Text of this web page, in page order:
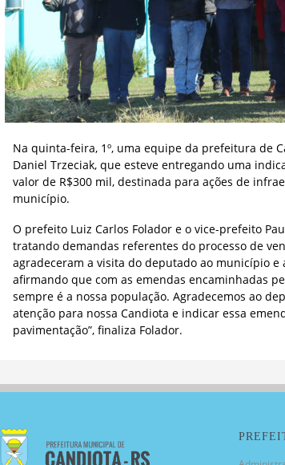
Na quinta-feira, 1º, uma equipe da prefeitura de
Daniel Trzeciak, que esteve entregando uma
valor de R$300 mil, destinada para ações de
município.
O prefeito Luiz Carlos Folador e o vice-prefeito
tratando demandas referentes do processo de
agradeceram a visita do deputado ao município e
afirmando que com as emendas encaminhadas
sempre é a nossa população. Agradecemos ao
atenção para nossa Candiota e indicar essa
pavimentação”, finaliza Folador.